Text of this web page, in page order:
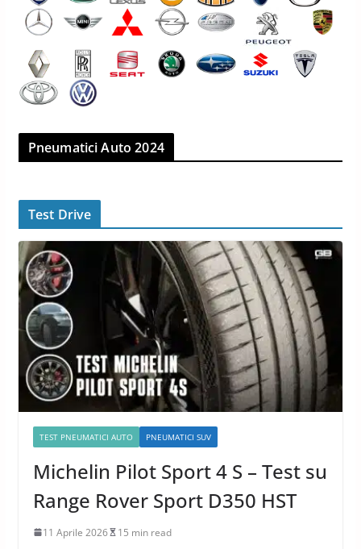
Pneumatici Auto 2024
Test Drive
TEST PNEUMATICI AUTO PNEUMATICI SUV
Michelin Pilot Sport 4 S – Test su
Range Rover Sport D350 HST
11 Aprile 2026 15 min read